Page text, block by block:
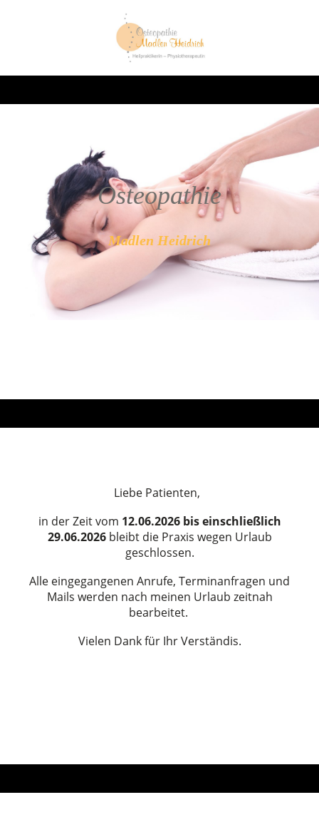
Osteopathie
Madlen Heidrich
Liebe Patienten,
in der Zeitvom 12.06.2026 bis einschließlich
29.06.2026bleibt die Praxis wegen Urlaub
geschlossen.
Alle eingegangenen Anrufe, Terminanfragen und
Mails werden nach meinen Urlaub zeitnah
bearbeitet.
Vielen Dank für Ihr Verständis.